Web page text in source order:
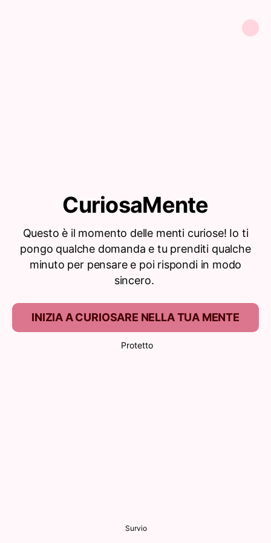
CuriosaMente
Questo è il momento delle menti curiose! Io ti
pongo qualche domanda e tu prenditi qualche
minuto per pensare e poi rispondi in modo
sincero.
INIZIA A CURIOSARE NELLA TUA MENTE
Protetto
Survio